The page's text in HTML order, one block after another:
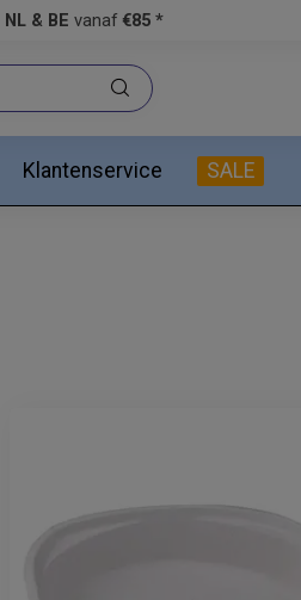
NL & BE vanaf €85 *
Klantenservice SALE